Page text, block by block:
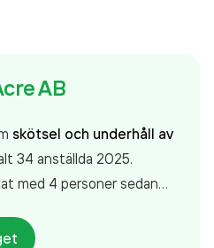
AB
skötsel och underhåll av
34 anställda 2025.
med 4 personer sedan
som varit aktivt sedan